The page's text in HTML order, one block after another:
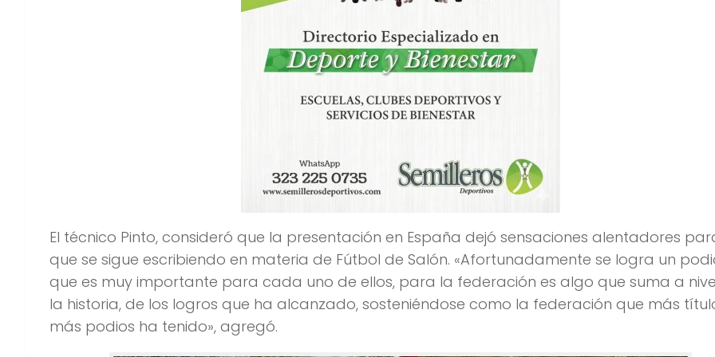
El técnico Pinto, consideró que la presentación en España dejó sensaciones alentadores
que se sigue escribiendo en materia de Fútbol de Salón. «Afortunadamente se logra un
que es muy importante para cada uno de ellos, para la federación es algo que suma a
la historia, de los logros que ha alcanzado, sosteniéndose como la federación que más
más podios ha tenido», agregó.